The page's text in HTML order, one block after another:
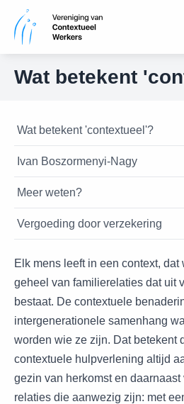
Wat betekent
Wat betekent 'contextueel'?
Ivan Boszormenyi-Nagy
Meer weten?
Vergoeding door verzekering
Elk mens leeft in een context,
geheel van familierelaties dat uit
bestaat. De contextuele
intergenerationele samenhang
worden wie ze zijn. Dat betekent
contextuele hulpverlening altijd
gezin van herkomst en
relaties die aanwezig zijn: met